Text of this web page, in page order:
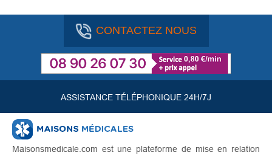
CONTACTEZ NOUS
ASSISTANCE TÉLÉPHONIQUE 24H/7J
Maisonsmedicale.com est une plateforme de mise en relation